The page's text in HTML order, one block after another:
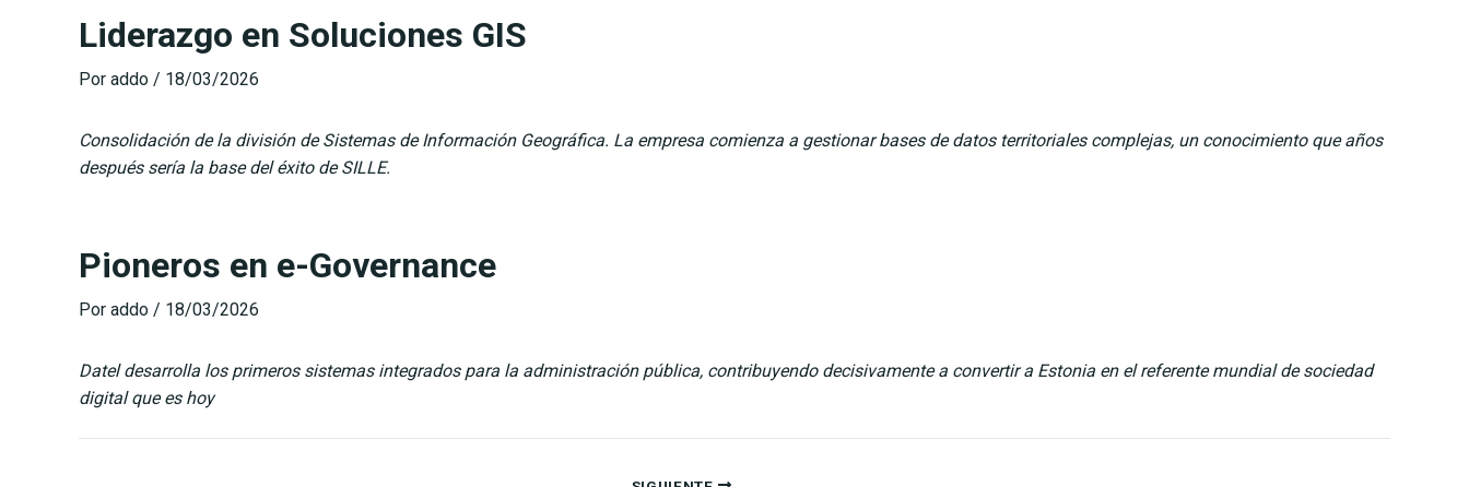
Liderazgo en Soluciones GIS
Por addo / 18/03/2026
Consolidación de la división de Sistemas de Información Geográfica. La empresa comienza a gestionar bases de datos territoriales complejas, un conocimiento que años
después sería la base del éxito de SILLE.
Pioneros en e-Governance
Por addo / 18/03/2026
Datel desarrolla los primeros sistemas integrados para la administración pública, contribuyendo decisivamente a convertir a Estonia en el referente mundial de sociedad
digital que es hoy